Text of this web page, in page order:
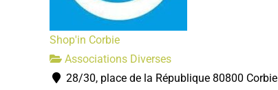
Shop'in Corbie
Associations Diverses
28/30, place de la République 80800 Corbie